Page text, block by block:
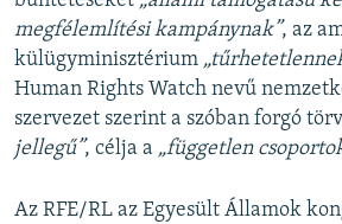
megfélemlítési kampánynak”, az
külügyminisztérium
Human Rights Watch nevű
szervezet szerint a szóban forgó
jellegű”, célja a „független
Az RFE/RL az Egyesült Államok